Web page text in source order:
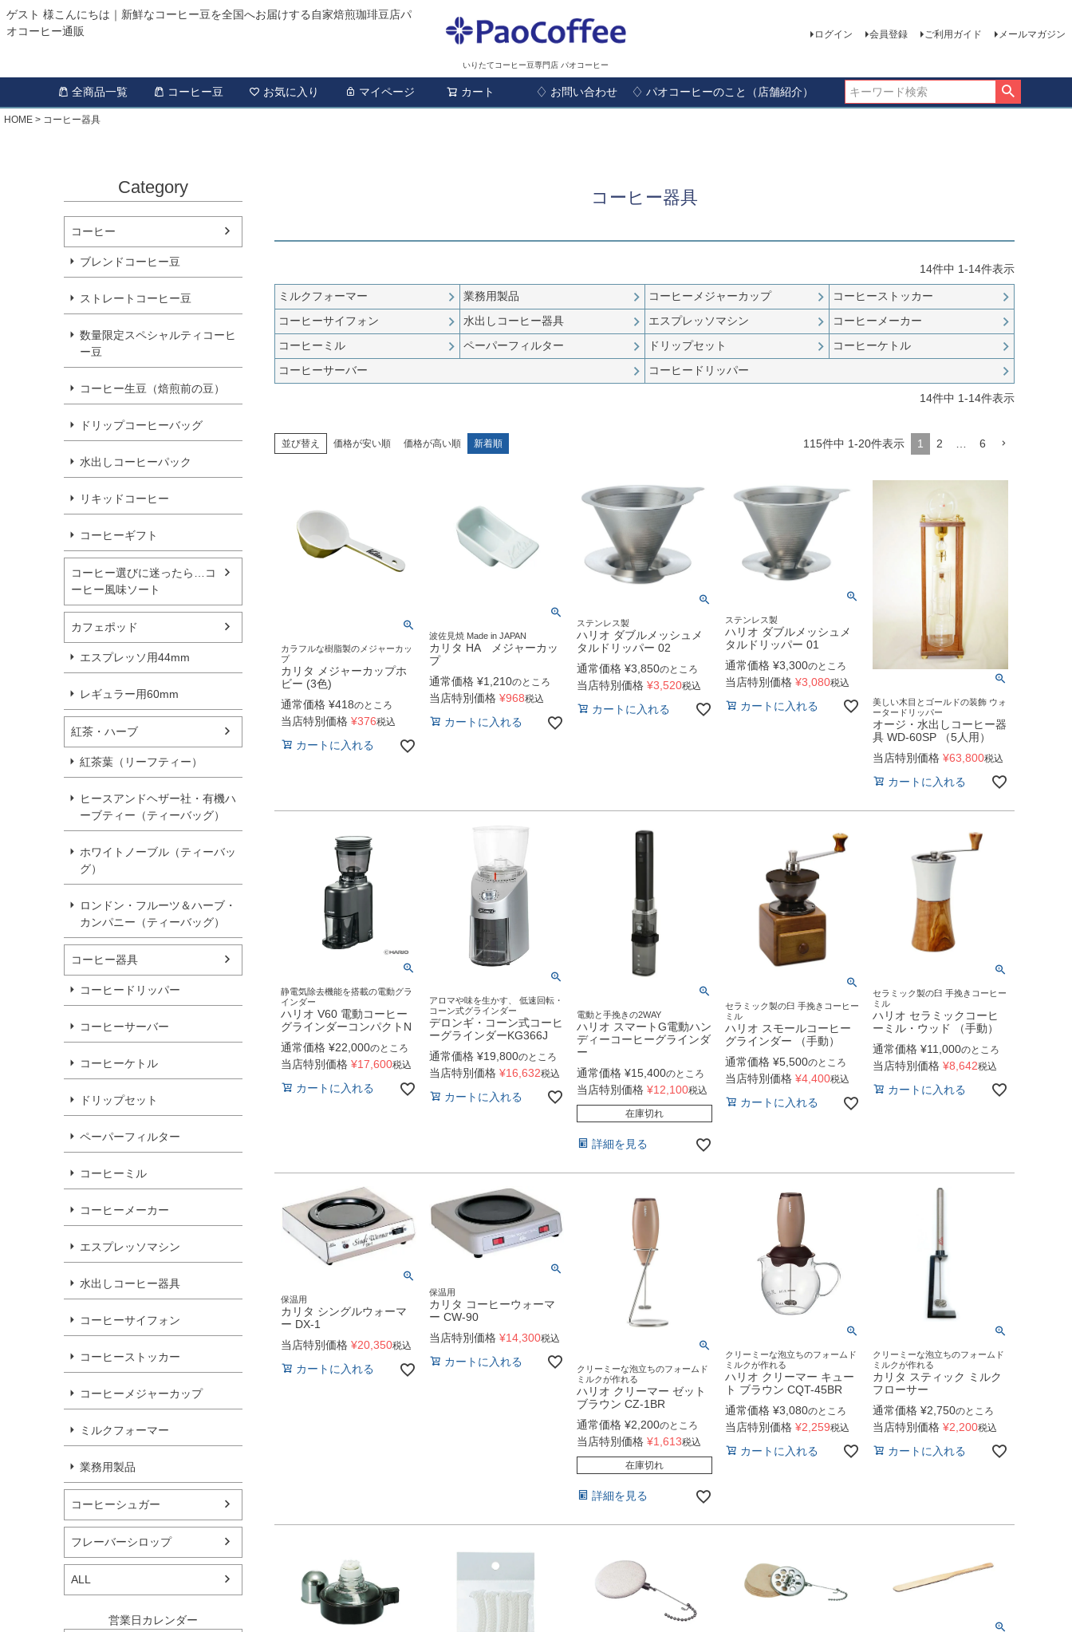
ゲスト 様こんにちは｜新鮮なコーヒー豆を全国へお届けする自家焙煎珈琲豆店パ
オコーヒー通販
いりたてコーヒー豆専門店 パオコーヒー
ログイン 会員登録 ご利用ガイド メールマガジン
全商品一覧 コーヒー豆 お気に入り マイページ カート ♢ お問い合わせ ♢ パオコーヒーのこと（店舗紹介）
検索
HOME コーヒー器具
Category
コーヒー
ブレンドコーヒー豆
ストレートコーヒー豆
数量限定スペシャルティコーヒ
ー豆
コーヒー生豆（焙煎前の豆）
ドリップコーヒーバッグ
水出しコーヒーパック
リキッドコーヒー
コーヒーギフト
コーヒー選びに迷ったら…コ
ーヒー風味ソート
カフェポッド
エスプレッソ用44mm
レギュラー用60mm
紅茶・ハーブ
紅茶葉（リーフティー）
ヒースアンドヘザー社・有機ハ
ーブティー（ティーバッグ）
ホワイトノーブル（ティーバッ
グ）
ロンドン・フルーツ＆ハーブ・
カンパニー（ティーバッグ）
コーヒー器具
コーヒードリッパー
コーヒーサーバー
コーヒーケトル
ドリップセット
ペーパーフィルター
コーヒーミル
コーヒーメーカー
エスプレッソマシン
水出しコーヒー器具
コーヒーサイフォン
コーヒーストッカー
コーヒーメジャーカップ
ミルクフォーマー
業務用製品
コーヒーシュガー
フレーバーシロップ
ALL
営業日カレンダー
コーヒー器具
14件中 1-14件表示
ミルクフォーマー 業務用製品 コーヒーメジャーカップ
コーヒーストッカー
コーヒーサイフォン
水出しコーヒー器具 エスプレッソマシン
コーヒーメーカー
コーヒーミル
ペーパーフィルター ドリップセット
コーヒーケトル
コーヒーサーバー
コーヒードリッパー
14件中 1-14件表示
並び替え 価格が安い順 価格が高い順 新着順 115件中 1-20件表示 1 2 6
カラフルな樹脂製のメジャーカッ
プ
カリタ メジャーカップホ
ビー (3色)
通常価格 ¥418のところ
当店特別価格 ¥376税込
カートに入れる
波佐見焼 Made in JAPAN
カリタ HA メジャーカッ
プ
通常価格 ¥1,210のところ
当店特別価格 ¥968税込
カートに入れる
ステンレス製
ハリオ ダブルメッシュメ
タルドリッパー 02
通常価格 ¥3,850のところ
当店特別価格 ¥3,520税込
カートに入れる
ステンレス製
ハリオ ダブルメッシュメ
タルドリッパー 01
通常価格 ¥3,300のところ
当店特別価格 ¥3,080税込
カートに入れる
美しい木目とゴールドの装飾 ウォ
ータードリッパー
オージ・水出しコーヒー器
具 WD-60SP （5人用）
当店特別価格 ¥63,800税込
カートに入れる
静電気除去機能を搭載の電動グラ
インダー
ハリオ V60 電動コーヒー
グラインダーコンパクトN
通常価格 ¥22,000のところ
当店特別価格 ¥17,600税込
カートに入れる
アロマや味を生かす、 低速回転・
コーン式グラインダー
デロンギ・コーン式コーヒ
ーグラインダーKG366J
通常価格 ¥19,800のところ
当店特別価格 ¥16,632税込
カートに入れる
電動と手挽きの2WAY
ハリオ スマートG電動ハン
ディーコーヒーグラインダ
ー
通常価格 ¥15,400のところ
当店特別価格 ¥12,100税込
在庫切れ
詳細を見る
セラミック製の臼 手挽きコーヒー
ミル
ハリオ スモールコーヒー
グラインダー （手動）
通常価格 ¥5,500のところ
当店特別価格 ¥4,400税込
カートに入れる
セラミック製の臼 手挽きコーヒー
ミル
ハリオ セラミックコーヒ
ーミル・ウッド （手動）
通常価格 ¥11,000のところ
当店特別価格 ¥8,642税込
カートに入れる
保温用
カリタ シングルウォーマ
ー DX-1
当店特別価格 ¥20,350税込
カートに入れる
保温用
カリタ コーヒーウォーマ
ー CW-90
当店特別価格 ¥14,300税込
カートに入れる
クリーミーな泡立ちのフォームド
ミルクが作れる
ハリオ クリーマー ゼット
ブラウン CZ-1BR
通常価格 ¥2,200のところ
当店特別価格 ¥1,613税込
在庫切れ
詳細を見る
クリーミーな泡立ちのフォームド
ミルクが作れる
ハリオ クリーマー キュー
ト ブラウン CQT-45BR
通常価格 ¥3,080のところ
当店特別価格 ¥2,259税込
カートに入れる
クリーミーな泡立ちのフォームド
ミルクが作れる
カリタ スティック ミルク
フローサー
通常価格 ¥2,750のところ
当店特別価格 ¥2,200税込
カートに入れる